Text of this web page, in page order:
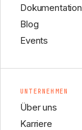
Dokumentation
Blog
Events
UNTERNEHMEN
Über uns
Karriere